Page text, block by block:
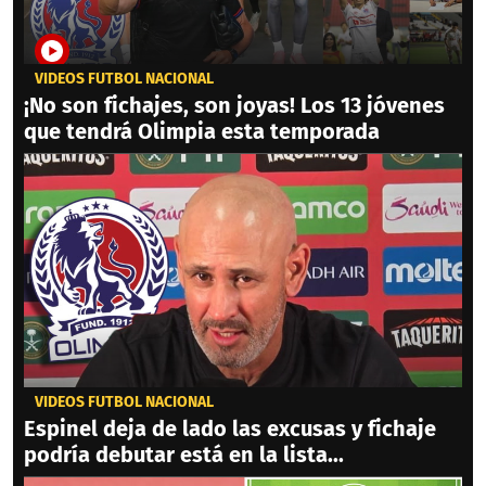
VIDEOS FÚTBOL NACIONAL
¡No son fichajes, son joyas! Los 13 jóvenes
que tendrá Olimpia esta temporada
VIDEOS FÚTBOL NACIONAL
Espinel deja de lado las excusas y fichaje
podría debutar está en la lista...